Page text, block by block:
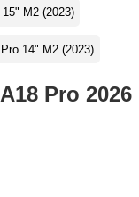
M2 (2023)
14" M2 (2023)
Pro 2026